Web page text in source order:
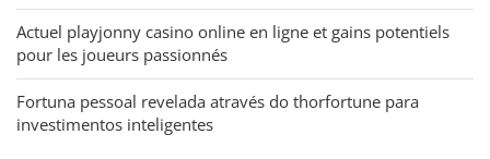
Actuel playjonny casino online en ligne et gains potentiels
pour les joueurs passionnés
Fortuna pessoal revelada através do thorfortune para
investimentos inteligentes